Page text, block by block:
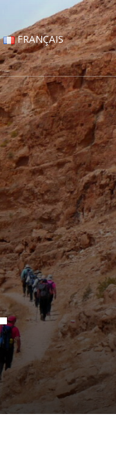
FRANÇAIS